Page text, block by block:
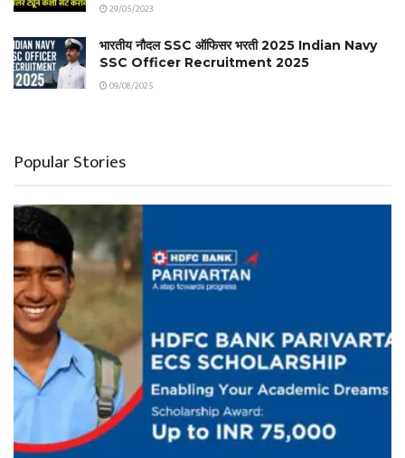
29/05/2023
भारतीय नौदल SSC ऑफिसर भरती 2025 Indian Navy
SSC Officer Recruitment 2025
09/08/2025
Popular Stories